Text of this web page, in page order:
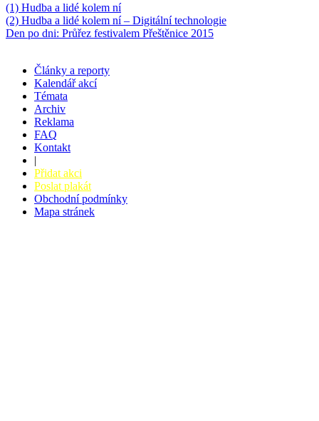
(1) Hudba a lidé kolem ní
(2) Hudba a lidé kolem ní – Digitální technologie
Den po dni: Průřez festivalem Přeštěnice 2015
Články a reporty
Kalendář akcí
Témata
Archiv
Reklama
FAQ
Kontakt
|
Přidat akci
Poslat plakát
Obchodní podmínky
Mapa stránek